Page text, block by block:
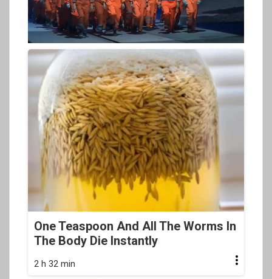
One Teaspoon And All The Worms In
The Body Die Instantly
2 h 32 min